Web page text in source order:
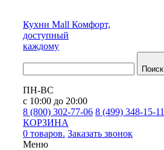
Кухни Mall Комфорт,
доступный
каждому
Поиск
ПН-ВС
с 10:00 до 20:00
8 (800) 302-77-06 8 (499) 348-15-11
КОРЗИНА
0 товаров. Заказать звонок
Меню